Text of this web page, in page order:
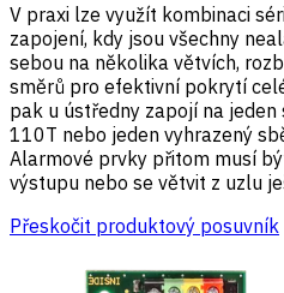
V praxi lze využít kombinaci
zapojení, kdy jsou všechny
sebou na několika větvích,
směrů pro efektivní pokrytí
pak u ústředny zapojí na
110T nebo jeden vyhrazený
Alarmové prvky přitom musí
výstupu nebo se větvit z uzlu
Přeskočit produktový posuvník